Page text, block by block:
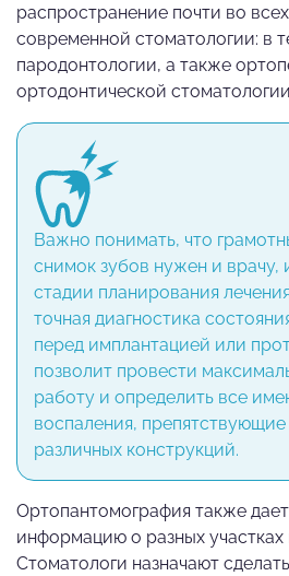
распространение почти во
современной стоматологии: в
пародонтологии, а также
ортодонтической
Важно понимать, что
снимок зубов нужен и врачу,
стадии планирования
точная диагностика
перед имплантацией или
позволит провести
работу и определить все
воспаления, препятствующие
различных конструкций.
Ортопантомография также
информацию о разных участках
Стоматологи назначают